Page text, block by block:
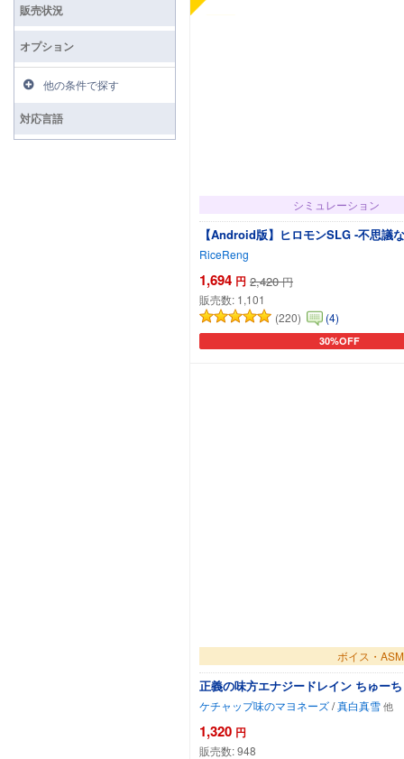
シミュレーション
【Android版】ヒロモンSLG -不思議
RiceReng
1,694 円 2,420 円
販売数: 1,101
(220)
(4)
30%OFF
カートに追加
ボイス・
正義の味方エナジードレイン ちゅー
ケチャップ味のマヨネーズ/真白真雪
1,320 円
販売数:948
販売状況
オプション
他の条件で探す
対応言語